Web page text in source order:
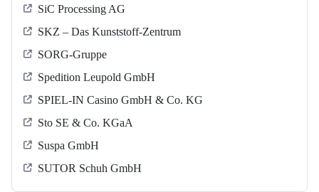
SiC Processing AG
SKZ – Das Kunststoff-Zentrum
SORG-Gruppe
Spedition Leupold GmbH
SPIEL-IN Casino GmbH & Co. KG
Sto SE & Co. KGaA
Suspa GmbH
SUTOR Schuh GmbH